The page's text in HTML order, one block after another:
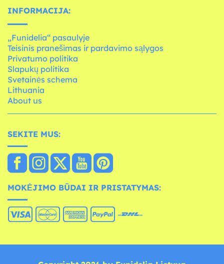
INFORMACIJA:
„Funidelia“ pasaulyje
Teisinis pranešimas ir pardavimo sąlygos
Privatumo politika
Slapukų politika
Svetainės schema
Lithuania
About us
SEKITE MUS:
MOKĖJIMO BŪDAI IR PRISTATYMAS: